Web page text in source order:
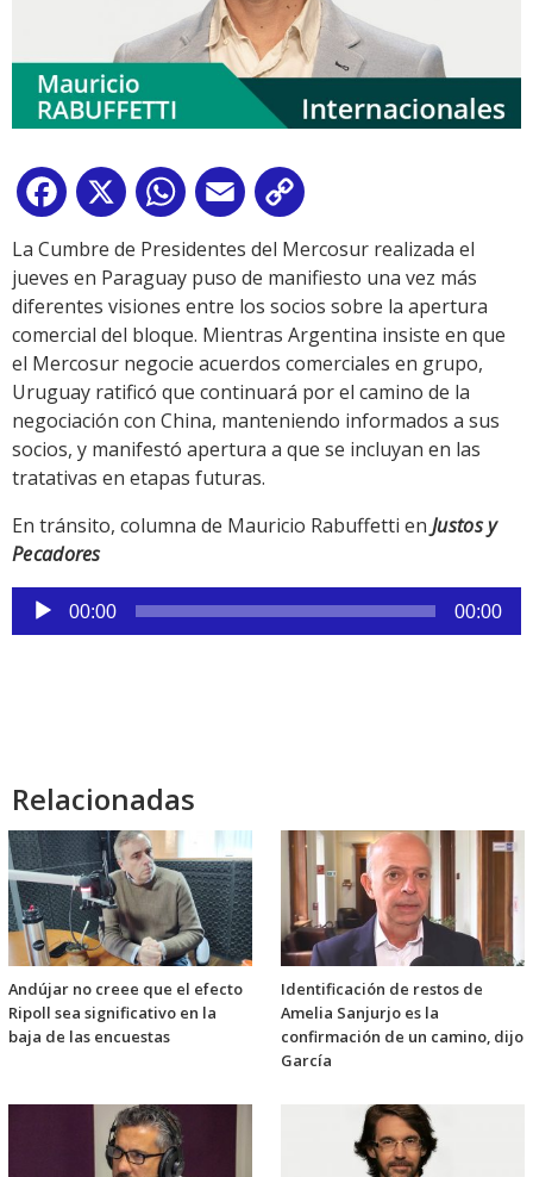
Facebook
X WhatsApp
Email
Link
La Cumbre de Presidentes del Mercosur realizada el
jueves en Paraguay puso de manifiesto una vez más
diferentes visiones entre los socios sobre la apertura
comercial del bloque. Mientras Argentina insiste en que
el Mercosur negocie acuerdos comerciales en grupo,
Uruguay ratificó que continuará por el camino de la
negociación con China, manteniendo informados a sus
socios, y manifestó apertura a que se incluyan en las
tratativas en etapas futuras.
En tránsito, columna de Mauricio Rabuffetti en Justos y
Pecadores
Reproductor
de
00:00 00:00
Relacionadas
Andújar no creee que el efecto
Ripoll sea significativo en la
baja de las encuestas
Identificación de restos de
Amelia Sanjurjo es la
confirmación de un camino, dijo
García